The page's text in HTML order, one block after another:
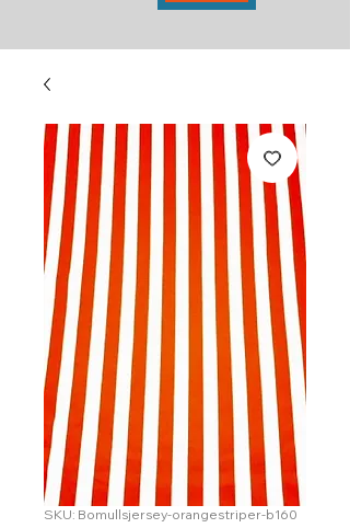
SKU: Bomullsjersey-orangestriper-b160